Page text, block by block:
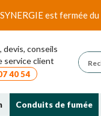
est fermée
devis, conseils
service client
40 54
Conduits de fumée